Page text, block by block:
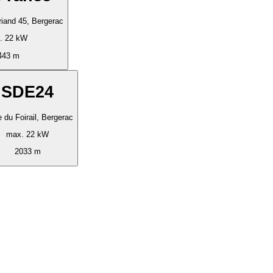
45, Bergerac
22 kW
m
SDE24
du Foirail, Bergerac
max. 22 kW
2033 m